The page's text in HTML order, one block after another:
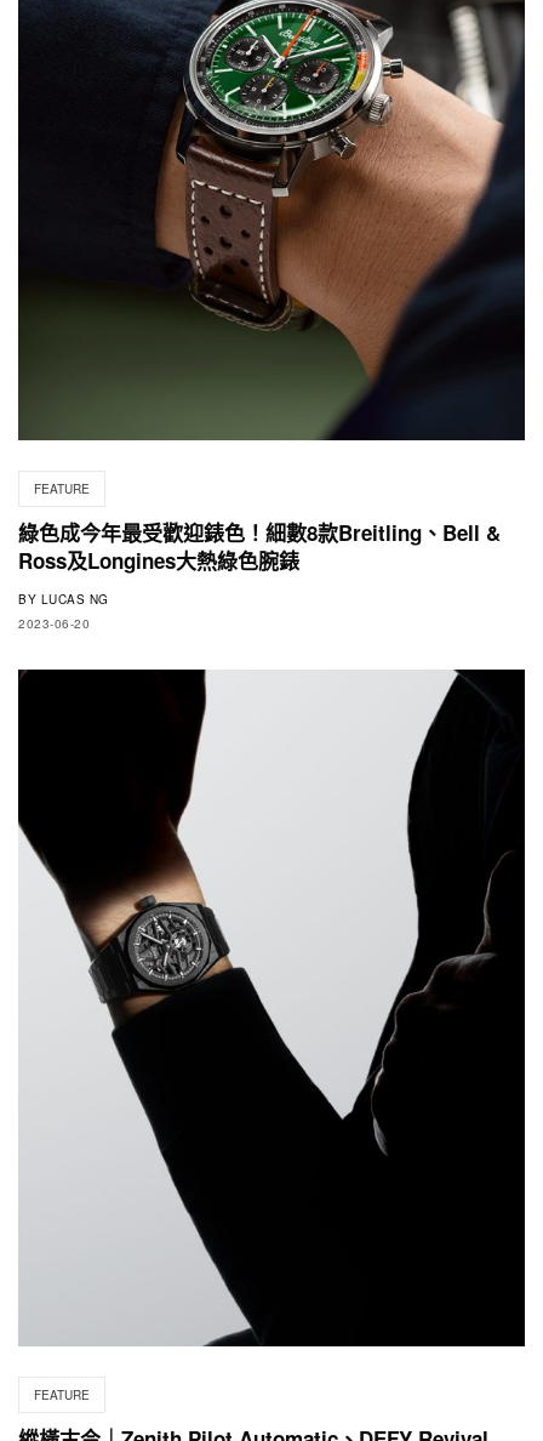
FEATURE
綠色成今年最受歡迎錶色！細數8款Breitling、Bell &
Ross及Longines大熱綠色腕錶
BY LUCAS NG
2023-06-20
FEATURE